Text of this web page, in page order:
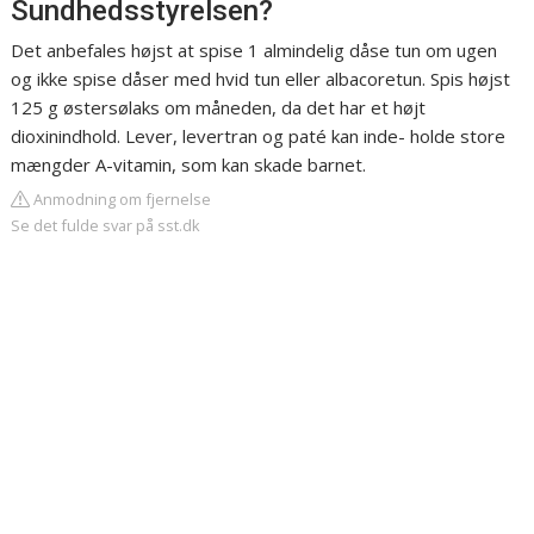
Sundhedsstyrelsen?
Det anbefales højst at spise 1 almindelig dåse tun om ugen
og ikke spise dåser med hvid tun eller albacoretun. Spis højst
125 g østersølaks om måneden, da det har et højt
dioxinindhold. Lever, levertran og paté kan inde- holde store
mængder A-vitamin, som kan skade barnet.
Anmodning om fjernelse
Se det fulde svar på sst.dk